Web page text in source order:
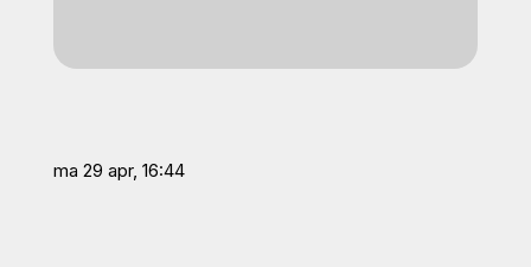
ma 29 apr, 16:44